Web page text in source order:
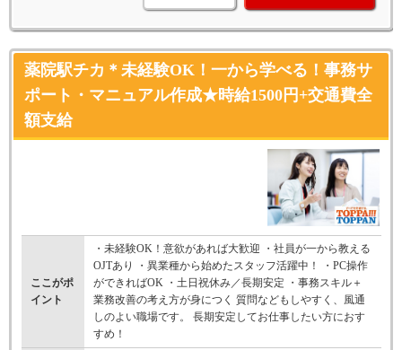
薬院駅チカ＊未経験OK！一から学べる！事務サ
ポート・マニュアル作成★時給1500円+交通費全
額支給
ここがポ
イント
・未経験OK！意欲があれば大歓迎 ・社員が一から教える
OJTあり ・異業種から始めたスタッフ活躍中！ ・PC操作
ができればOK ・土日祝休み／長期安定 ・事務スキル＋
業務改善の考え方が身につく 質問などもしやすく、風通
しのよい職場です。 長期安定してお仕事したい方におす
すめ！